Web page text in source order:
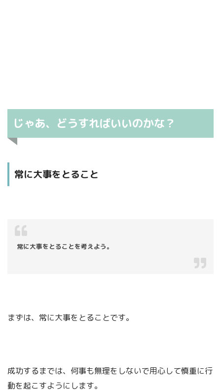
じゃあ、どうすればいいのかな？
常に大事をとること
常に大事をとることを考えよう。
まずは、常に大事をとることです。
成功するまでは、何事も無理をしないで用心して慎重に行
動を起こすようにします。